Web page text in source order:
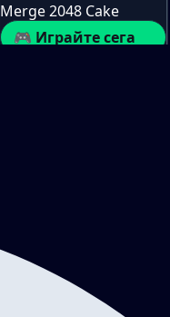
Merge 2048 Cake
🎮 Играйте сега